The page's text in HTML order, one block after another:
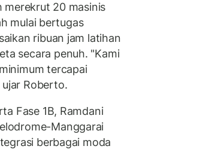
merekrut 20 masinis
mulai bertugas
ribuan jam latihan
secara penuh. "Kami
tercapai
Roberto.
Fase 1B, Ramdani
Manggarai
berbagai moda